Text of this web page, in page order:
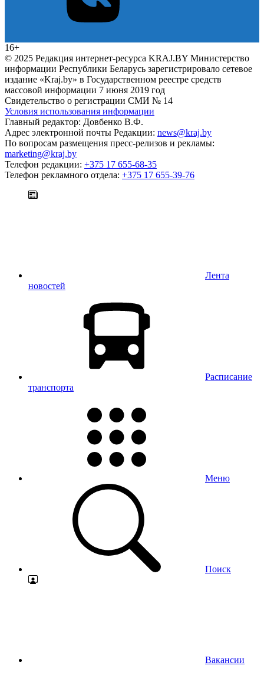
16+
© 2025 Редакция интернет-ресурса KRAJ.BY Министерство
информации Республики Беларусь зарегистрировало сетевое
издание «Kraj.by» в Государственном реестре средств
массовой информации 7 июня 2019 год
Свидетельство о регистрации СМИ № 14
Условия использования информации
Главный редактор: Довбенко В.Ф.
Адрес электронной почты Редакции: news@kraj.by
По вопросам размещения пресс-релизов и рекламы:
marketing@kraj.by
Телефон редакции: +375 17 655-68-35
Телефон рекламного отдела: +375 17 655-39-76
Лента
новостей
Расписание
транспорта
Меню
Поиск
Вакансии